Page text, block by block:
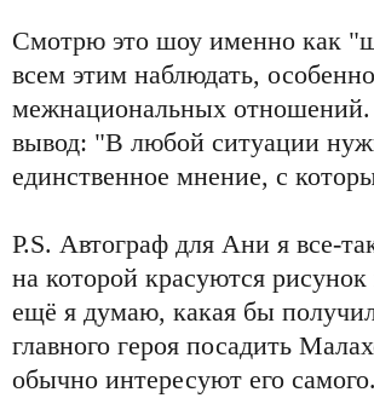
Смотрю это шоу именно как
всем этим наблюдать,
межнациональных отношений.
вывод: "В любой ситуации
единственное мнение, с
Р.S. Автограф для Ани я все-
на которой красуются
ещё я думаю, какая бы
главного героя посадить
обычно интересуют его